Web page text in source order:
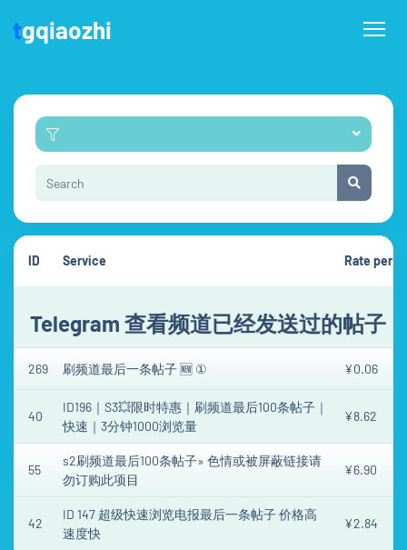
tgqiaozhi
ID Service Rate per
Telegram 查看频道已经发送过的帖子
269 刷频道最后一条帖子 🆕 ① ¥0.06
40
ID196｜S3💥限时特惠｜刷频道最后100条帖子｜
快速｜3分钟1000浏览量
¥8.62
55
s2刷频道最后100条帖子» 色情或被屏蔽链接请
勿订购此项目
¥6.90
42
ID 147 超级快速浏览电报最后一条帖子 价格高
速度快
¥2.84